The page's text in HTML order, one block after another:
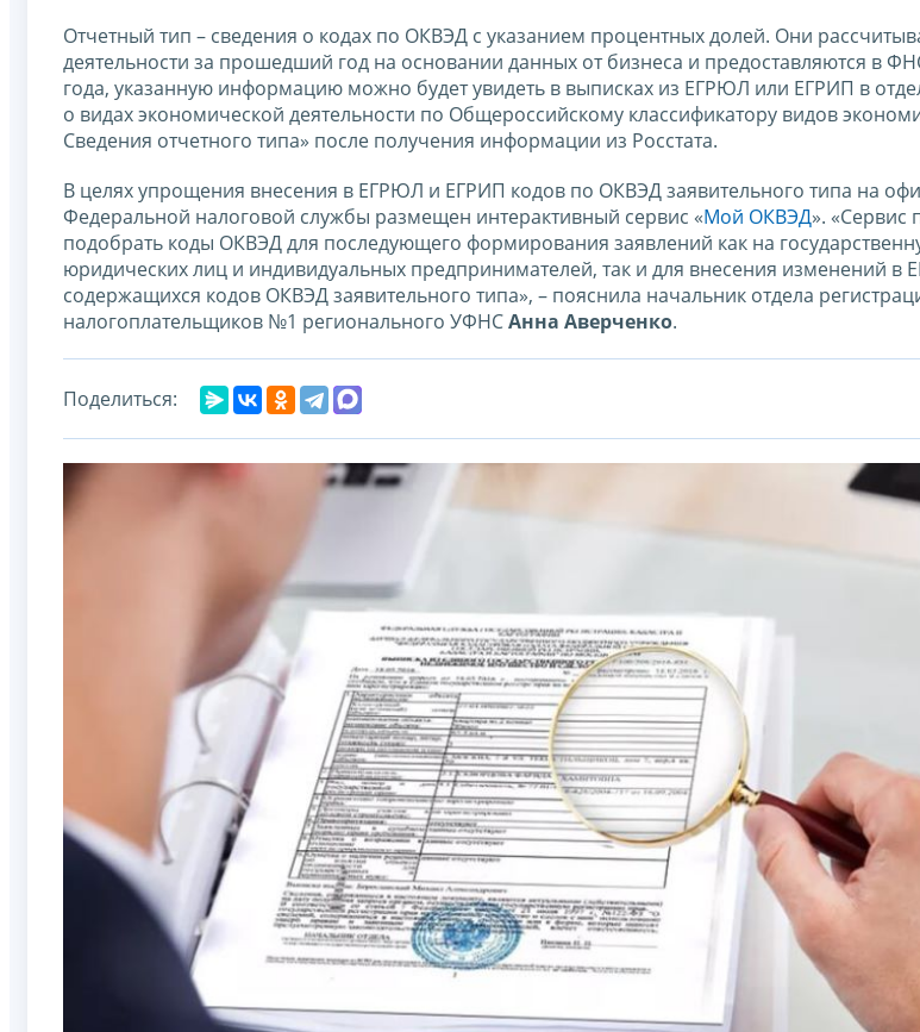
Отчетный тип – сведения о кодах по ОКВЭД с указанием процентных долей. Они
деятельности за прошедший год на основании данных от бизнеса и предоставляются в
года, указанную информацию можно будет увидеть в выписках из ЕГРЮЛ или ЕГРИП в
о видах экономической деятельности по Общероссийскому классификатору видов
Сведения отчетного типа» после получения информации из Росстата.
В целях упрощения внесения в ЕГРЮЛ и ЕГРИП кодов по ОКВЭД заявительного типа на
Федеральной налоговой службы размещен интерактивный сервис «Мой ОКВЭД». «Сервис
подобрать коды ОКВЭД для последующего формирования заявлений как на
юридических лиц и индивидуальных предпринимателей, так и для внесения изменений
содержащихся кодов ОКВЭД заявительного типа», – пояснила начальник отдела
налогоплательщиков №1 регионального УФНСАнна Аверченко.
Поделиться: